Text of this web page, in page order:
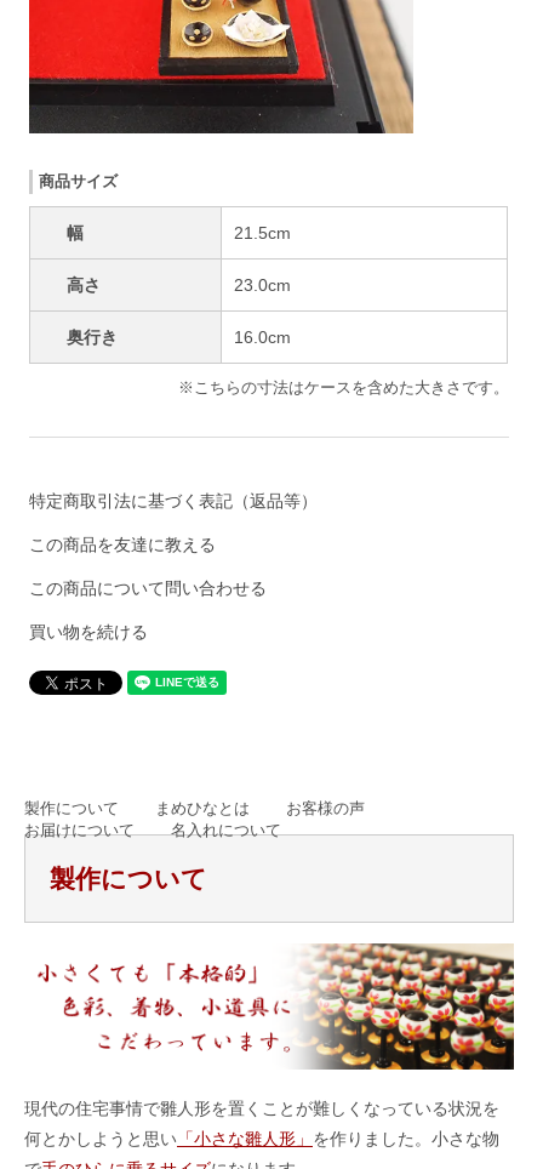
商品サイズ
幅 21.5cm
高さ 23.0cm
奥行き 16.0cm
※こちらの寸法はケースを含めた大きさです。
特定商取引法に基づく表記（返品等）
この商品を友達に教える
この商品について問い合わせる
買い物を続ける
製作について まめひなとは
お客様の声
お届けについて
名入れについて
製作について
現代の住宅事情で雛人形を置くことが難しくなっている状況を
何とかしようと思い 「小さな雛人形」 を作りました。小さな物